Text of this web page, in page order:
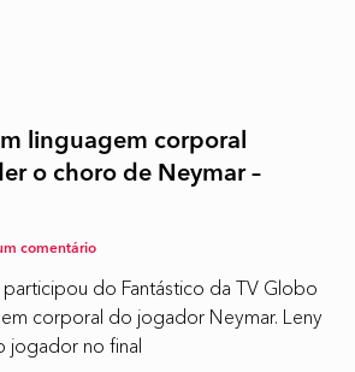
linguagem corporal
o choro de Neymar –
comentário
participou do Fantástico da TV Globo
corporal do jogador Neymar. Leny
jogador no final